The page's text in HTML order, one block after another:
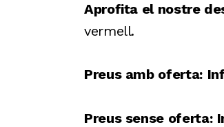
Aprofita el nostre
vermell.
Preus amb oferta:
Preus sense oferta: